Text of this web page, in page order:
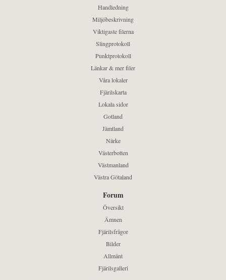
Handledning
Miljöbeskrivning
Viktigaste filerna
Slingprotokoll
Punktprotokoll
Länkar & mer filer
Våra lokaler
Fjärilskarta
Lokala sidor
Gotland
Jämtland
Närke
Västerbotten
Västmanland
Västra Götaland
Forum
Översikt
Ämnen
Fjärilsfrågor
Bilder
Allmänt
Fjärilsgalleri